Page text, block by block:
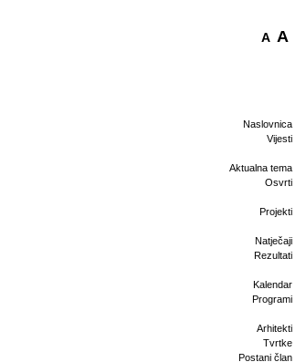
A A
Naslovnica
Vijesti
Aktualna tema
Osvrti
Projekti
Natječaji
Rezultati
Kalendar
Programi
Arhitekti
Tvrtke
Postani član